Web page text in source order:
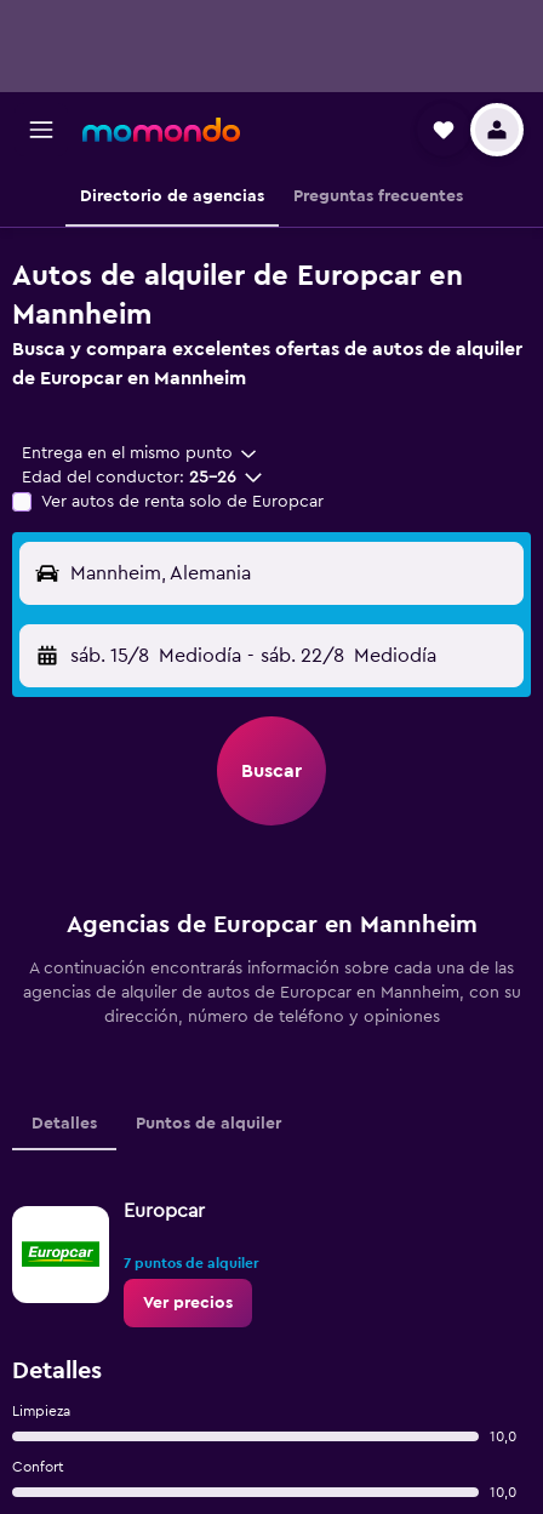
Directorio de agencias Preguntas frecuentes
Autos de alquiler de Europcar en
Mannheim
Busca y compara excelentes ofertas de autos de alquiler
de Europcar en Mannheim
Entrega en el mismo punto
Edad del conductor: 25-26
Ver autos de renta solo de Europcar
Mannheim, Alemania
sáb. 15/8 Mediodía - sáb. 22/8 Mediodía
Buscar
Agencias de Europcar en Mannheim
A continuación encontrarás información sobre cada una de las
agencias de alquiler de autos de Europcar en Mannheim, con su
dirección, número de teléfono y opiniones
Detalles Puntos de alquiler
Europcar
7 puntos de alquiler
Ver precios
Detalles
Limpieza
10,0
Confort
10,0